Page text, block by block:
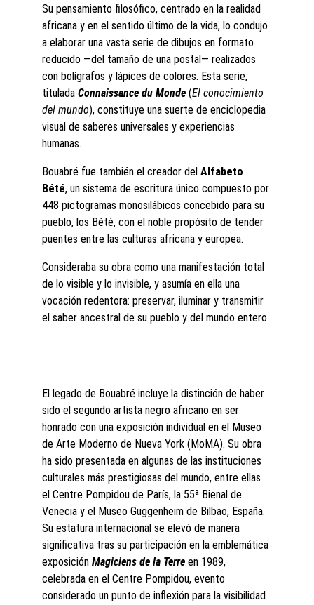
Su pensamiento filosófico, centrado en la realidad
africana y en el sentido último de la vida, lo condujo
a elaborar una vasta serie de dibujos en formato
reducido —del tamaño de una postal— realizados
con bolígrafos y lápices de colores. Esta serie,
titulada Connaissance du Monde (El conocimiento
del mundo), constituye una suerte de enciclopedia
visual de saberes universales y experiencias
humanas.
Bouabré fue también el creador del Alfabeto
Bété, un sistema de escritura único compuesto por
448 pictogramas monosilábicos concebido para su
pueblo, los Bété, con el noble propósito de tender
puentes entre las culturas africana y europea.
Consideraba su obra como una manifestación total
de lo visible y lo invisible, y asumía en ella una
vocación redentora: preservar, iluminar y transmitir
el saber ancestral de su pueblo y del mundo entero.
El legado de Bouabré incluye la distinción de haber
sido el segundo artista negro africano en ser
honrado con una exposición individual en el Museo
de Arte Moderno de Nueva York (MoMA). Su obra
ha sido presentada en algunas de las instituciones
culturales más prestigiosas del mundo, entre ellas
el Centre Pompidou de París, la 55ª Bienal de
Venecia y el Museo Guggenheim de Bilbao, España.
Su estatura internacional se elevó de manera
significativa tras su participación en la emblemática
exposición Magiciens de la Terre en 1989,
celebrada en el Centre Pompidou, evento
considerado un punto de inflexión para la visibilidad